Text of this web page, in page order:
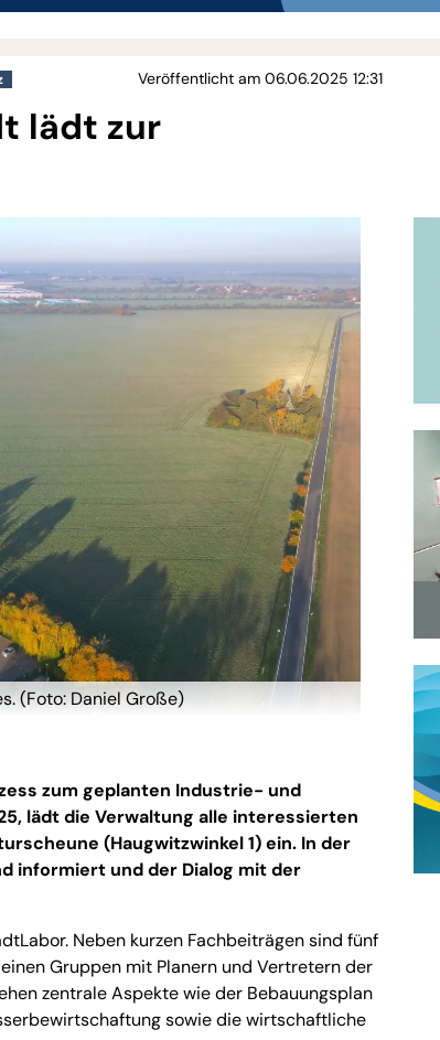
Veröffentlicht am 06.06.2025 12:31
lädt zur
(Foto: Daniel Große)
zum geplanten Industrie- und
lädt die Verwaltung alle interessierten
(Haugwitzwinkel 1) ein. In der
informiert und der Dialog mit der
Neben kurzen Fachbeiträgen sind fünf
Gruppen mit Planern und Vertretern der
zentrale Aspekte wie der Bebauungsplan
sowie die wirtschaftliche